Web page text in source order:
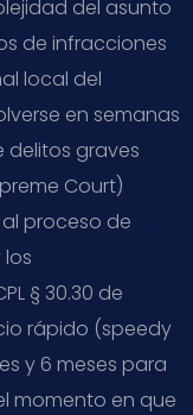
del asunto
de infracciones
local del
en semanas
delitos graves
Court)
proceso de
§ 30.30 de
rápido (speedy
y 6 meses para
momento en que